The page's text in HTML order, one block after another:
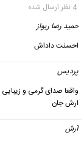
4 نظر ارسال شده
حمید رضا ریواز
احسنت داداش
پردیس
واقعا صدای گرمی و
ارش جان
آرش